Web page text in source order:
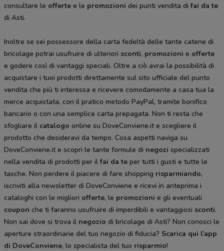
consultare le offerte e le promozioni dei punti vendita difai da te
di Asti.
Inoltre se sei possessore della carta fedeltà delle tante catene di
bricolage potrai usufruire di ulteriori sconti, promozioni e offerte
e godere così di vantaggi speciali. Oltre a ciò avrai la possibilità di
acquistare i tuoi prodotti direttamente sul sito ufficiale del punto
vendita che più ti interessa e ricevere comodamente a casa tua la
merce acquistata, con il pratico metodo PayPal, tramite bonifico
bancario o con una semplice carta prepagata. Non ti resta che
sfogliare il catalogo online su DoveConviene.it e scegliere il
prodotto che desideravi da tempo. Cosa aspetti naviga su
DoveConviene.it e scopri le tante formule di negozi specializzati
nella vendita di prodotti per ilfai da te per tutti i gusti e tutte le
tasche. Non perdere il piacere di fare shopping risparmiando,
iscriviti alla newsletter di DoveConviene e ricevi in anteprima i
cataloghi con le migliori offerte, le promozioni e gli eventuali
coupon che ti faranno usufruire di imperdibili e vantaggiosi sconti.
Non sai dove si trova il negozio di bricolage di Asti? Non conosci le
aperture straordinarie del tuo negozio di fiducia? Scarica qui l’app
di DoveConviene, lo specialista del tuo risparmio!